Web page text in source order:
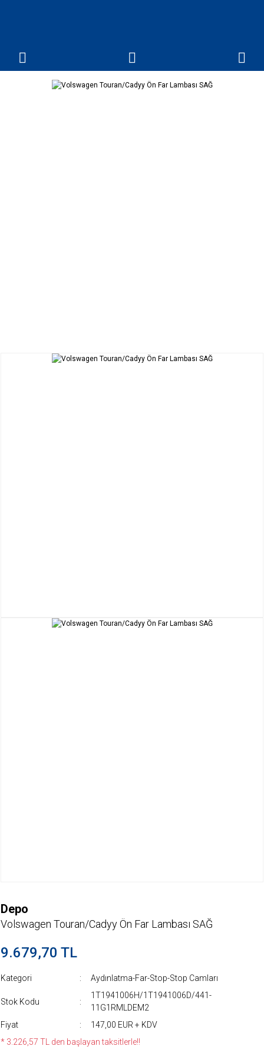
Depo
Volswagen Touran/Cadyy Ön Far Lambası SAĞ
9.679,70 TL
Kategori Aydınlatma-Far-Stop-Stop Camları
Stok Kodu
1T1941006H/1T1941006D/441-
11G1RMLDEM2
Fiyat
147,00 EUR + KDV
* 3.226,57 TL den başlayan taksitlerle!!